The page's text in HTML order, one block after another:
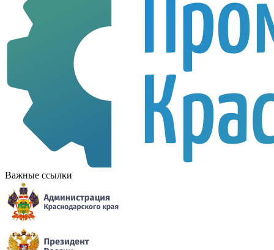
Важные ссылки